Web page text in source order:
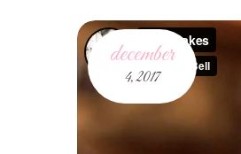
december
4,2017